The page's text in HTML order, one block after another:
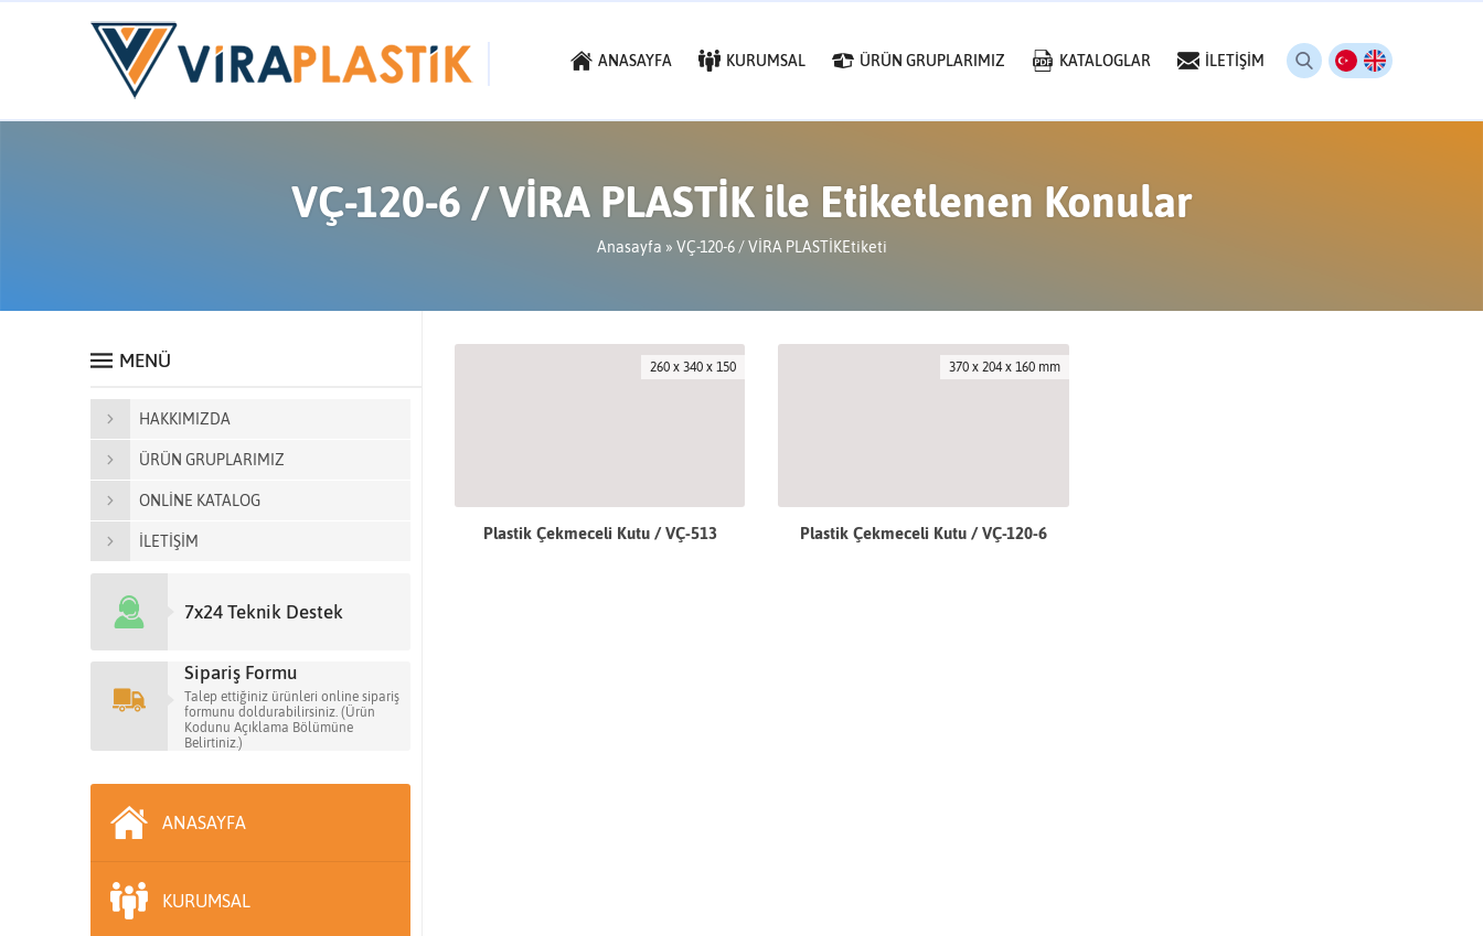
ANASAYFA KURUMSAL ÜRÜN GRUPLARIMIZ KATALOGLAR İLETİŞİM
VÇ-120-6 / VİRA PLASTİK ile Etiketlenen Konular
Anasayfa » VÇ-120-6 / VİRA PLASTİKEtiketi
260 x 340 x 150
Plastik Çekmeceli Kutu / VÇ-513
370 x 204 x 160 mm
Plastik Çekmeceli Kutu / VÇ-120-6
MENÜ
HAKKIMIZDA
ÜRÜN GRUPLARIMIZ
ONLİNE KATALOG
İLETİŞİM
7x24 Teknik Destek
Sipariş Formu
Talep ettiğiniz ürünleri online sipariş
formunu doldurabilirsiniz. (Ürün
Kodunu Açıklama Bölümüne
Belirtiniz.)
ANASAYFA
KURUMSAL